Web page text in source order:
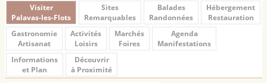
Visiter
Palavas-les-Flots
Sites
Remarquables
Balades
Randonnées
Hébergement
Restauration
Gastronomie
Artisanat
Activités
Loisirs
Marchés
Foires
Agenda
Manifestations
Informations
et Plan
Découvrir
à Proximité